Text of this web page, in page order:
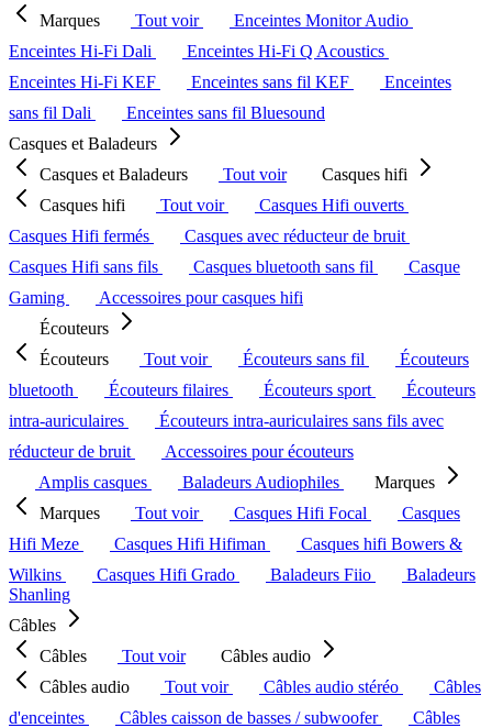
Marques
Tout voir
Enceintes Monitor Audio
Enceintes Hi-Fi Dali
Enceintes Hi-Fi Q Acoustics
Enceintes Hi-Fi KEF
Enceintes sans fil KEF
Enceintes
sans fil Dali
Enceintes sans fil Bluesound
Casques et Baladeurs
Casques et Baladeurs
Tout voir
Casques hifi
Casques hifi
Tout voir
Casques Hifi ouverts
Casques Hifi fermés
Casques avec réducteur de bruit
Casques Hifi sans fils
Casques bluetooth sans fil
Casque
Gaming
Accessoires pour casques hifi
Écouteurs
Écouteurs
Tout voir Écouteurs sans fil
Écouteurs
bluetooth
Écouteurs filaires Écouteurs sport
Écouteurs
intra-auriculaires
Écouteurs intra-auriculaires sans fils avec
réducteur de bruit
Accessoires pour écouteurs
Amplis casques
Baladeurs Audiophiles
Marques
Marques
Tout voir Casques Hifi Focal
Casques
Hifi Meze
Casques Hifi Hifiman
Casques hifi Bowers &
Wilkins
Casques Hifi Grado Baladeurs Fiio
Baladeurs
Shanling
Câbles
Câbles
Tout voir
Câbles audio
Câbles audio
Tout voir Câbles audio stéréo
Câbles
d'enceintes
Câbles caisson de basses / subwoofer
Câbles